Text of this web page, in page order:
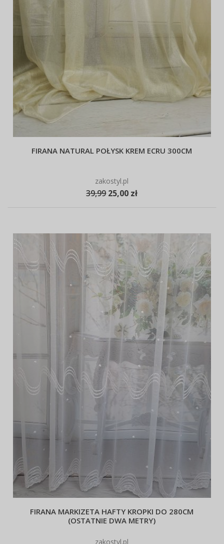
FIRANA NATURAL POŁYSK KREM ECRU 300CM
zakostyl.pl
39,99 25,00 zł
FIRANA MARKIZETA HAFTY KROPKI DO 280CM
(OSTATNIE DWA METRY)
zakostyl.pl